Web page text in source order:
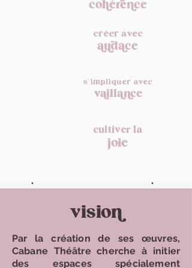
cohérence
créer avec
audace
s'impliquer avec
vaillance
cultiver la
joie
vision
Par la création de ses œuvres,
Cabane Théâtre cherche à initier
des espaces spécialement